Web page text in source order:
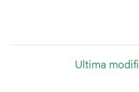
Ultima